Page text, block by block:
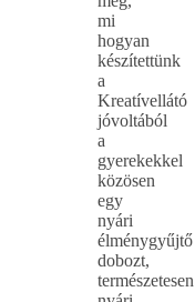
mi
hogyan
készítettünk
a
Kreatívellátó
jóvoltából
a
gyerekekkel
közösen
egy
nyári
élménygyűjtő
dobozt,
természetesen